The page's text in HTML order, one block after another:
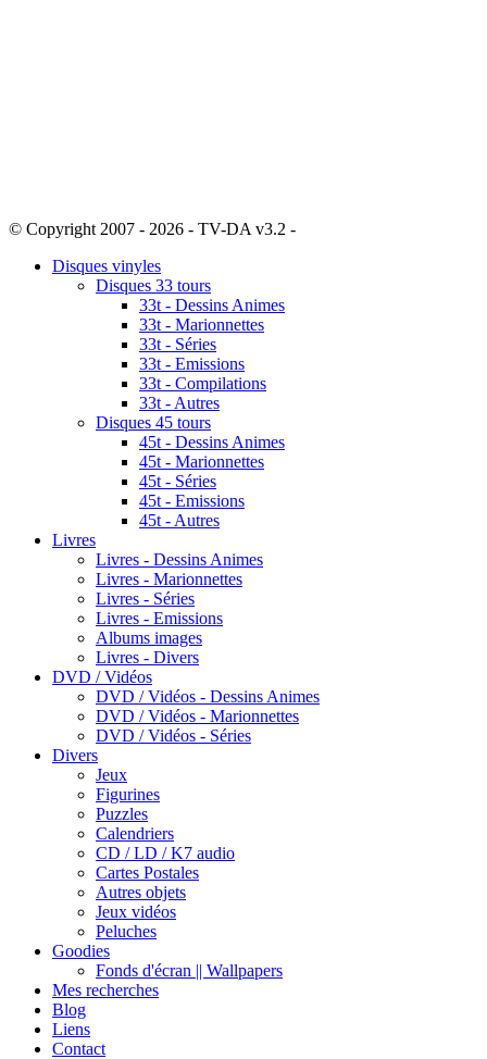
© Copyright 2007 - 2026 - TV-DA v3.2 -
Disques vinyles
Disques 33 tours
33t - Dessins Animes
33t - Marionnettes
33t - Séries
33t - Emissions
33t - Compilations
33t - Autres
Disques 45 tours
45t - Dessins Animes
45t - Marionnettes
45t - Séries
45t - Emissions
45t - Autres
Livres
Livres - Dessins Animes
Livres - Marionnettes
Livres - Séries
Livres - Emissions
Albums images
Livres - Divers
DVD / Vidéos
DVD / Vidéos - Dessins Animes
DVD / Vidéos - Marionnettes
DVD / Vidéos - Séries
Divers
Jeux
Figurines
Puzzles
Calendriers
CD / LD / K7 audio
Cartes Postales
Autres objets
Jeux vidéos
Peluches
Goodies
Fonds d'écran || Wallpapers
Mes recherches
Blog
Liens
Contact